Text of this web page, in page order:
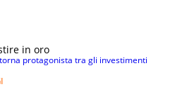
in oro
torna protagonista tra gli investimenti